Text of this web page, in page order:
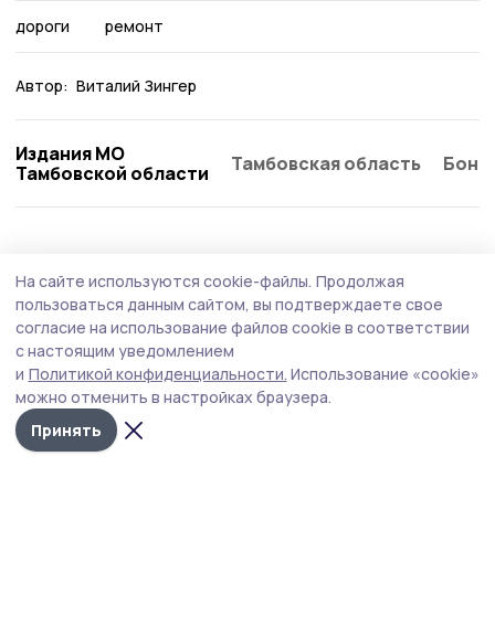
дороги ремонт
Автор: Виталий Зингер
Издания МО
Тамбовской области
Тамбовская область
На сайте используются cookie-файлы. Продолжая
пользоваться данным сайтом, вы подтверждаете свое
согласие на использование файлов cookie в соответствии
с настоящим уведомлением
и Политикой конфиденциальности. Использование «cookie»
можно отменить в настройках браузера.
Принять